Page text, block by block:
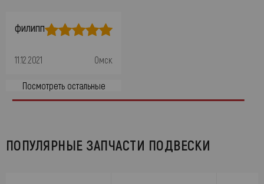
филипп
11.12.2021 Омск
Посмотреть остальные
ПОПУЛЯРНЫЕ ЗАПЧАСТИ ПОДВЕСКИ